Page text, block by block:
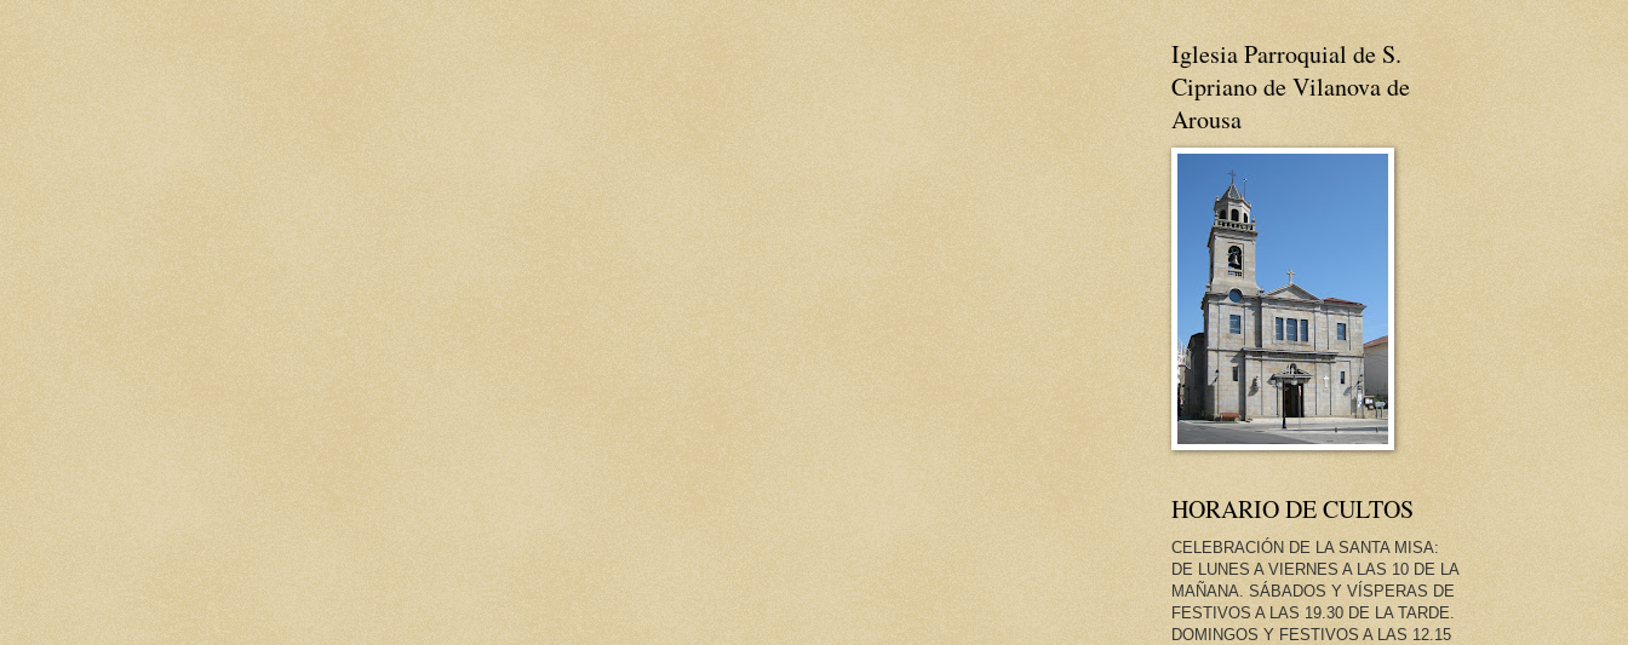
Iglesia Parroquial de S.
Cipriano de Vilanova de
Arousa
HORARIO DE CULTOS
CELEBRACIÓN DE LA SANTA MISA:
DE LUNES A VIERNES A LAS 10 DE LA
MAÑANA. SÁBADOS Y VÍSPERAS DE
FESTIVOS A LAS 19.30 DE LA TARDE.
DOMINGOS Y FESTIVOS A LAS 12.15